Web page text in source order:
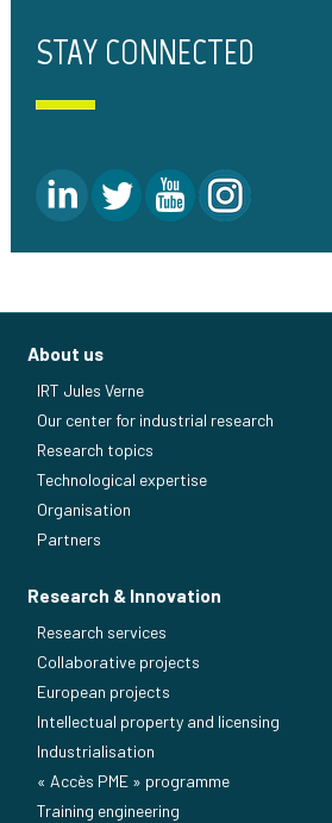
STAY CONNECTED
About us
IRT Jules Verne
Our center for industrial research
Research topics
Technological expertise
Organisation
Partners
Research & Innovation
Research services
Collaborative projects
European projects
Intellectual property and licensing
Industrialisation
« Accès PME » programme
Training engineering